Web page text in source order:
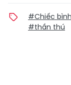
#Chiếc
#thần thú